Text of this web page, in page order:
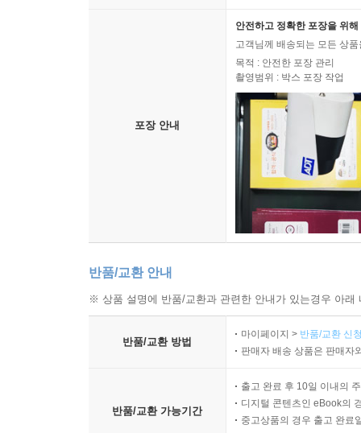
포장 안내
안전하고 정확한 포장을 위
고객님께 배송되는 모든 상
목적 : 안전한 포장 관리
촬영범위 : 박스 포장 작업
반품/교환 안내
※ 상품 설명에 반품/교환과 관련한 안내가 있는경우 아
반품/교환 방법
마이페이지 > 반품/교환 신
판매자 배송 상품은 판매자
반품/교환 가능기간
출고 완료 후 10일 이내의
디지털 콘텐츠인 eBook의
중고상품의 경우 출고 완료